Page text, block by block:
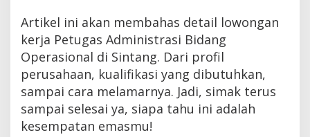
Artikel ini akan membahas detail lowongan
kerja Petugas Administrasi Bidang
Operasional di Sintang. Dari profil
perusahaan, kualifikasi yang dibutuhkan,
sampai cara melamarnya. Jadi, simak terus
sampai selesai ya, siapa tahu ini adalah
kesempatan emasmu!